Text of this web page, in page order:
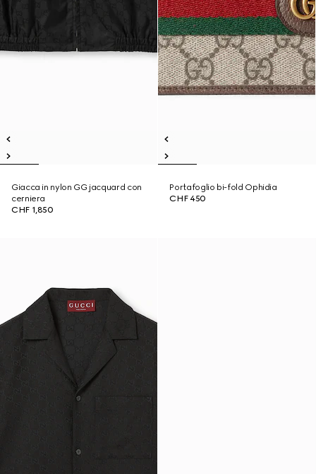
Giacca in nylon GG jacquard con
cerniera
CHF 1,850
Portafoglio bi-fold Ophidia
CHF 450